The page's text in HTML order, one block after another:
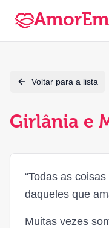
Voltar para a lista
Girlânia e
“Todas as
daqueles que
Muitas vezes